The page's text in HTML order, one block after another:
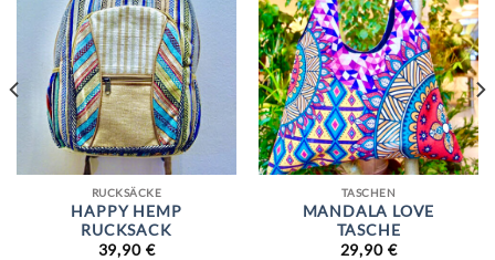
RUCKSÄCKE
HAPPY HEMP
RUCKSACK
39,90 €
TASCHEN
MANDALA LOVE
TASCHE
29,90 €